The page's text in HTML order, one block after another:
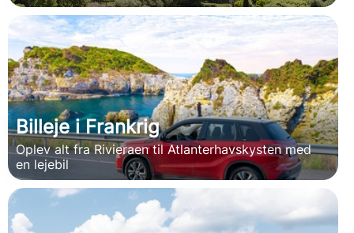
Billeje i Frankrig
Oplev alt fra Rivieraen til Atlanterhavskysten med
en lejebil